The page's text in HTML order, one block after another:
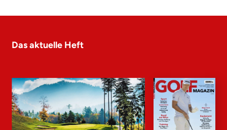
Das aktuelle Heft